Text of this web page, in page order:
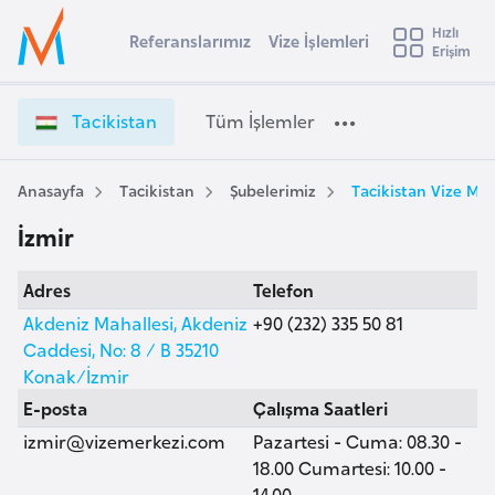
Ülke Seçimi
Başvuru yapmak istediğiniz ülkeyi seçin
Üye
Girişi
a
i
k
V
i
z
İ
ş
e
t
Referanslarımız Vize İşlemleri
Hızlı
Erişim
Tacikistan Tüm İşlemler
Anasayfa Tacikistan Şubelerimiz Tacikistan Vize
İzmir
Adres
Akdeniz Mahallesi, Akdeniz
Caddesi, No: 8 / B 35210
Konak/İzmir
Telefon
+90 (232) 335 50 81
E-posta
izmir@vizemerkezi.com
Çalışma Saatleri
Pazartesi - Cuma: 08.30 -
18.00 Cumartesi: 10.00 -
s
t
r
a
v
u
s
t
u
r